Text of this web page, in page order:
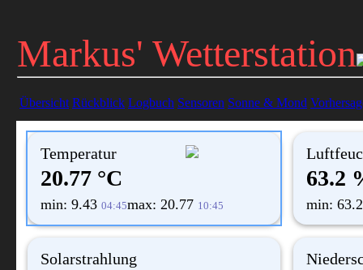
Markus' Wetterstation
Übersicht Rückblick Logbuch Sensoren Sonne & Mond
Temperatur
20.77 °C
min: 9.43 04:45max: 20.77 10:45
63.2
min:
Solarstrahlung